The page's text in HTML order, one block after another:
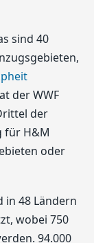
sind 40
der WWF
der
für H&M
oder
in 48 Ländern
wobei 750
94.000